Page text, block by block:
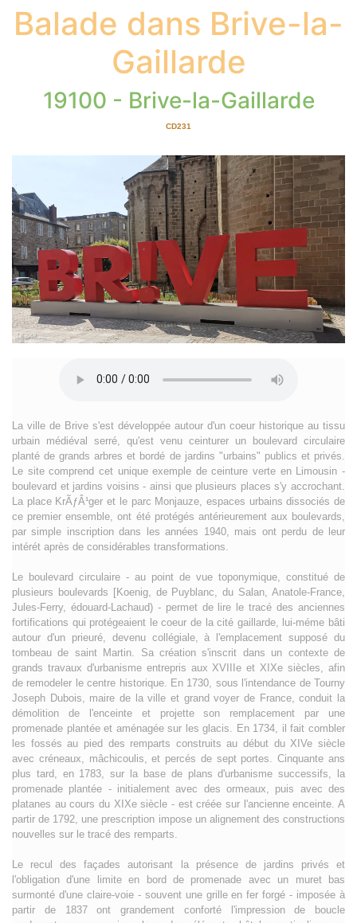
Balade dans Brive-la-
Gaillarde
19100 - Brive-la-Gaillarde
CD231
La ville de Brive s'est développée autour d'un coeur historique au tissu
urbain médiéval serré, qu'est venu ceinturer un boulevard circulaire
planté de grands arbres et bordé de jardins "urbains" publics et privés.
Le site comprend cet unique exemple de ceinture verte en Limousin -
boulevard et jardins voisins - ainsi que plusieurs places s'y accrochant.
La place KrÃƒÂ¹ger et le parc Monjauze, espaces urbains dissociés de
ce premier ensemble, ont été protégés antérieurement aux boulevards,
par simple inscription dans les années 1940, mais ont perdu de leur
intérét après de considérables transformations.
Le boulevard circulaire - au point de vue toponymique, constitué de
plusieurs boulevards [Koenig, de Puyblanc, du Salan, Anatole-France,
Jules-Ferry, édouard-Lachaud) - permet de lire le tracé des anciennes
fortifications qui protégeaient le coeur de la cité gaillarde, lui-méme bâti
autour d'un prieuré, devenu collégiale, à l'emplacement supposé du
tombeau de saint Martin. Sa création s'inscrit dans un contexte de
grands travaux d'urbanisme entrepris aux XVIIIe et XIXe siècles, afin
de remodeler le centre historique. En 1730, sous l'intendance de Tourny
Joseph Dubois, maire de la ville et grand voyer de France, conduit la
démolition de l'enceinte et projette son remplacement par une
promenade plantée et aménagée sur les glacis. En 1734, il fait combler
les fossés au pied des remparts construits au début du XIVe siècle
avec créneaux, mâchicoulis, et percés de sept portes. Cinquante ans
plus tard, en 1783, sur la base de plans d'urbanisme successifs, la
promenade plantée - initialement avec des ormeaux, puis avec des
platanes au cours du XIXe siècle - est créée sur l'ancienne enceinte. A
partir de 1792, une prescription impose un alignement des constructions
nouvelles sur le tracé des remparts.
Le recul des façades autorisant la présence de jardins privés et
l'obligation d'une limite en bord de promenade avec un muret bas
surmonté d'une claire-voie - souvent une grille en fer forgé - imposée à
partir de 1837 ont grandement conforté l'impression de boucle